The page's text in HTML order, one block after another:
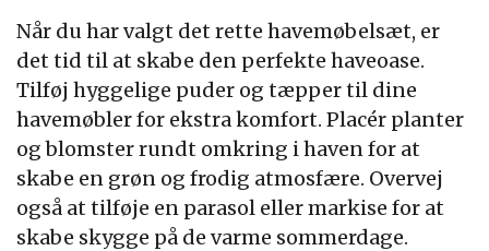
Når du har valgt det rette havemøbelsæt, er
det tid til at skabe den perfekte haveoase.
Tilføj hyggelige puder og tæpper til dine
havemøbler for ekstra komfort. Placér planter
og blomster rundt omkring i haven for at
skabe en grøn og frodig atmosfære. Overvej
også at tilføje en parasol eller markise for at
skabe skygge på de varme sommerdage.